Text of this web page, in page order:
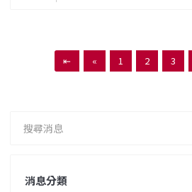
⇤ « 1 2 3
消息分類